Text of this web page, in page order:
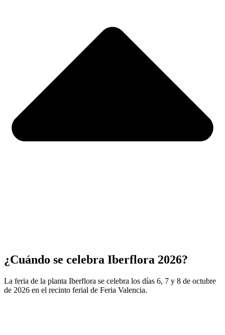
¿Cuándo se celebra Iberflora 2026?
La feria de la planta Iberflora se celebra los días 6, 7 y 8 de octubre
de 2026 en el recinto ferial de Feria Valencia.